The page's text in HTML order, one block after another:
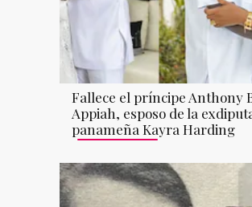
Fallece el príncipe Anthony
Appiah, esposo de la
panameña Kayra Harding